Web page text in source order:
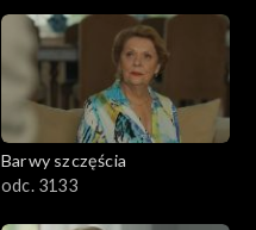
Barwy szczęścia
odc. 3133